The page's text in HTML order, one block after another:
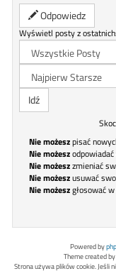
Odpowiedz
Wyświetl posty z ostatnich:
Nie możeszpisać
Nie możesz
Nie możeszzmieniać
Nie możeszusuwać
Nie możeszgłosować
Powered by
Theme created by
Strona używa plików cookie. Jeśli